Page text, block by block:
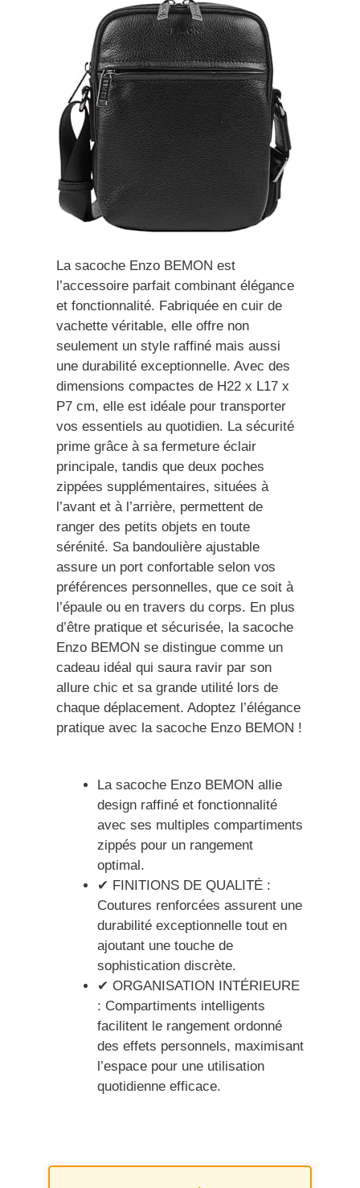
La sacoche Enzo BEMON est
l’accessoire parfait combinant élégance
et fonctionnalité. Fabriquée en cuir de
vachette véritable, elle offre non
seulement un style raffiné mais aussi
une durabilité exceptionnelle. Avec des
dimensions compactes de H22 x L17 x
P7 cm, elle est idéale pour transporter
vos essentiels au quotidien. La sécurité
prime grâce à sa fermeture éclair
principale, tandis que deux poches
zippées supplémentaires, situées à
l’avant et à l’arrière, permettent de
ranger des petits objets en toute
sérénité. Sa bandoulière ajustable
assure un port confortable selon vos
préférences personnelles, que ce soit à
l’épaule ou en travers du corps. En plus
d’être pratique et sécurisée, la sacoche
Enzo BEMON se distingue comme un
cadeau idéal qui saura ravir par son
allure chic et sa grande utilité lors de
chaque déplacement. Adoptez l’élégance
pratique avec la sacoche Enzo BEMON !
La sacoche Enzo BEMON allie
design raffiné et fonctionnalité
avec ses multiples compartiments
zippés pour un rangement
optimal.
✔ FINITIONS DE QUALITÉ :
Coutures renforcées assurent une
durabilité exceptionnelle tout en
ajoutant une touche de
sophistication discrète.
✔ ORGANISATION INTÉRIEURE
: Compartiments intelligents
facilitent le rangement ordonné
des effets personnels, maximisant
l’espace pour une utilisation
quotidienne efficace.